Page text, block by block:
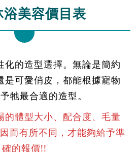
美容價目表
化的造型選擇。無論是簡約
是可愛俏皮，都能根據寵物
牠最合適的造型。
的體型大小、配合度、毛量
而有所不同，才能夠給予準
確的報價!!